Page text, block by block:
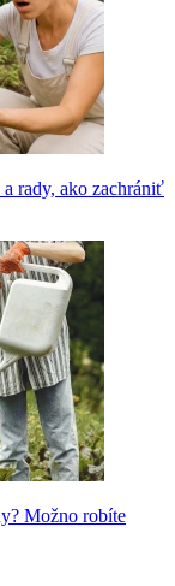
rady, ako zachrániť
Možno robíte